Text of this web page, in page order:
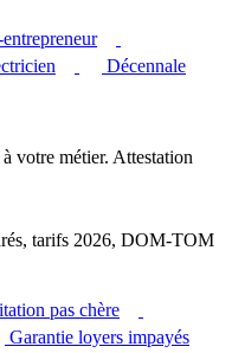
Décennale
votre métier. Attestation
tarifs 2026, DOM-TOM
pas chère
Garantie loyers impayés